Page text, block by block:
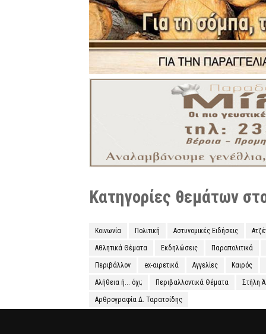
Κατηγορίες θεμάτων
Κοινωνία Πολιτική Αστυνομικές Ειδήσεις
Αθλητικά Θέματα Εκδηλώσεις Παραπολιτικά
Περιβάλλον ex-αιρετικά Αγγελίες Καιρός
Αλήθεια ή... όχι; Περιβαλλοντικά Θέματα Στήλη
Αρθρογραφία Δ. Ταρατσίδης